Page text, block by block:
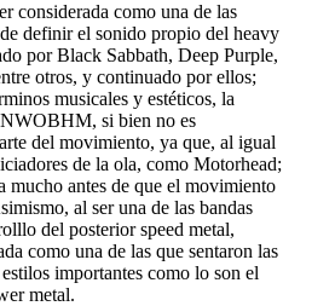
considerada como una de las
definir el sonido propio del heavy
por Black Sabbath, Deep Purple,
otros, y continuado por ellos;
musicales y estéticos, la
si bien no es
del movimiento, ya que, al igual
de la ola, como Motorhead;
mucho antes de que el movimiento
al ser una de las bandas
del posterior speed metal,
como una de las que sentaron las
importantes como lo son el
metal.